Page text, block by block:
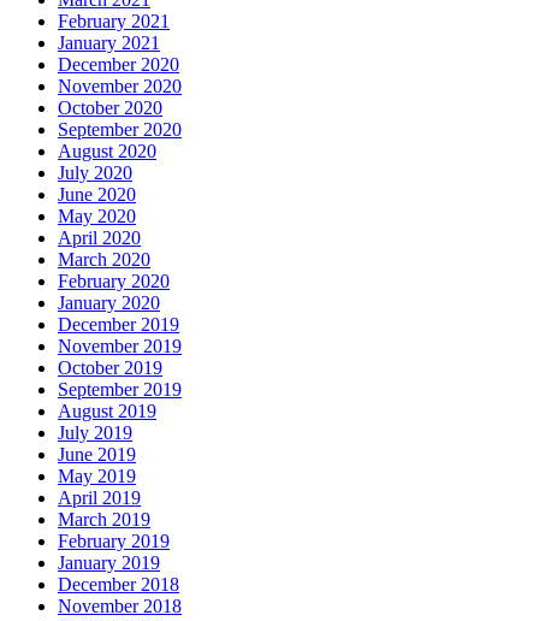
February 2021
January 2021
December 2020
November 2020
October 2020
September 2020
August 2020
July 2020
June 2020
May 2020
April 2020
March 2020
February 2020
January 2020
December 2019
November 2019
October 2019
September 2019
August 2019
July 2019
June 2019
May 2019
April 2019
March 2019
February 2019
January 2019
December 2018
November 2018